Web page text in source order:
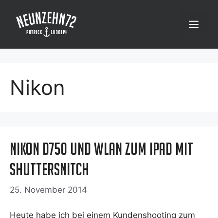
Inhalt
springen
Menü
Nikon
Nikon D750 und WLan zum iPad mit
Shuttersnitch
25. November 2014
Heu­te habe ich bei einem Kun­den­shoo­ting zum